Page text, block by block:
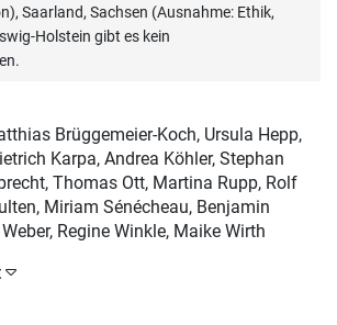
Saarland, Sachsen (Ausnahme: Ethik,
Holstein gibt es kein
Brüggemeier-Koch, Ursula Hepp,
Karpa, Andrea Köhler, Stephan
Thomas Ott, Martina Rupp, Rolf
Miriam Sénécheau, Benjamin
Regine Winkle, Maike Wirth